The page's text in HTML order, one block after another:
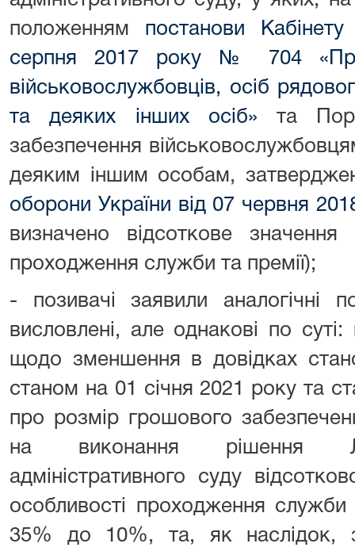
положенням постанови
серпня 2017 року № 704 «Про
військовослужбовців, осіб
та деяких інших осіб» та
забезпечення
деяким іншим особам,
оборони України від 07 червня
визначено відсоткове
проходження служби та премії);
- позивачі заявили аналогічні
висловлені, але однакові по суті:
щодо зменшення в довідках
станом на 01 січня 2021 року та
про розмір грошового
на виконання рішення
адміністративного суду
особливості проходження
35% до 10%, та, як наслідок,